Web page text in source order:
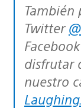
También puedes seguirnos en
Twitter
Facebook
disfrutar
nuestro